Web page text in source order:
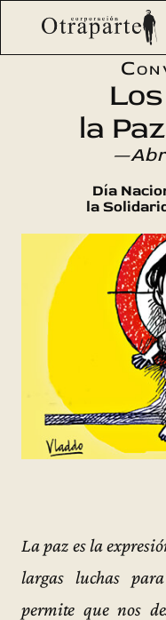
Saltar
Otraparte.org/
la
Día
la
La paz es la
largas luchas
permite que nos